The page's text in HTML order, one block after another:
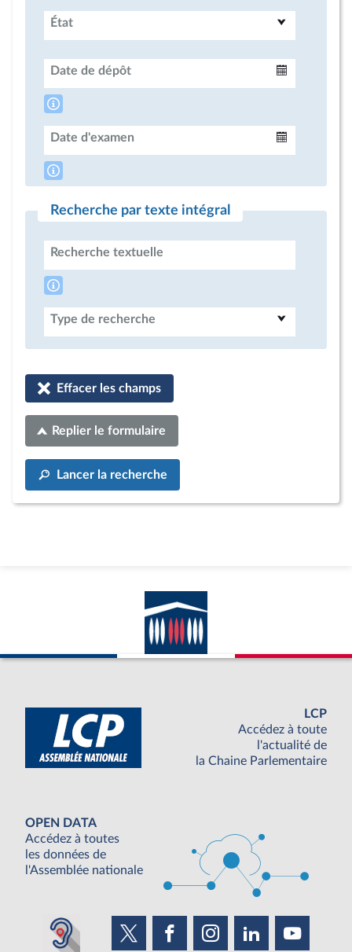
État
Date de dépôt
Date d'examen
Recherche par texte intégral
Recherche textuelle
Type de recherche
Effacer les champs
Replier le formulaire
Lancer la recherche
LCP
Accédez à toute
l'actualité de
la Chaine Parlementaire
OPEN DATA
Accédez à toutes
les données de
l'Assemblée nationale